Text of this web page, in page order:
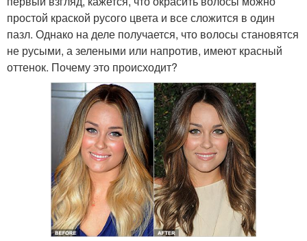
простой краской русого цвета и все сложится в один
пазл. Однако на деле получается, что волосы становятся
не русыми, а зелеными или напротив, имеют красный
оттенок. Почему это происходит?